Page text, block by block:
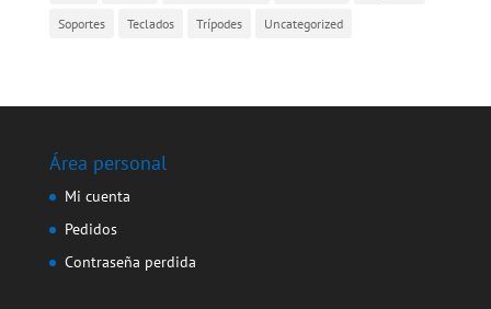
Soportes Teclados Trípodes Uncategorized
Área personal
Mi cuenta
Pedidos
Contraseña perdida